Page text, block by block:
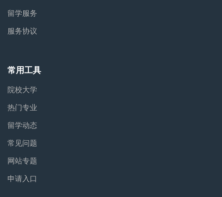
留学服务
服务协议
常用工具
院校大学
热门专业
留学动态
常见问题
网站专题
申请入口